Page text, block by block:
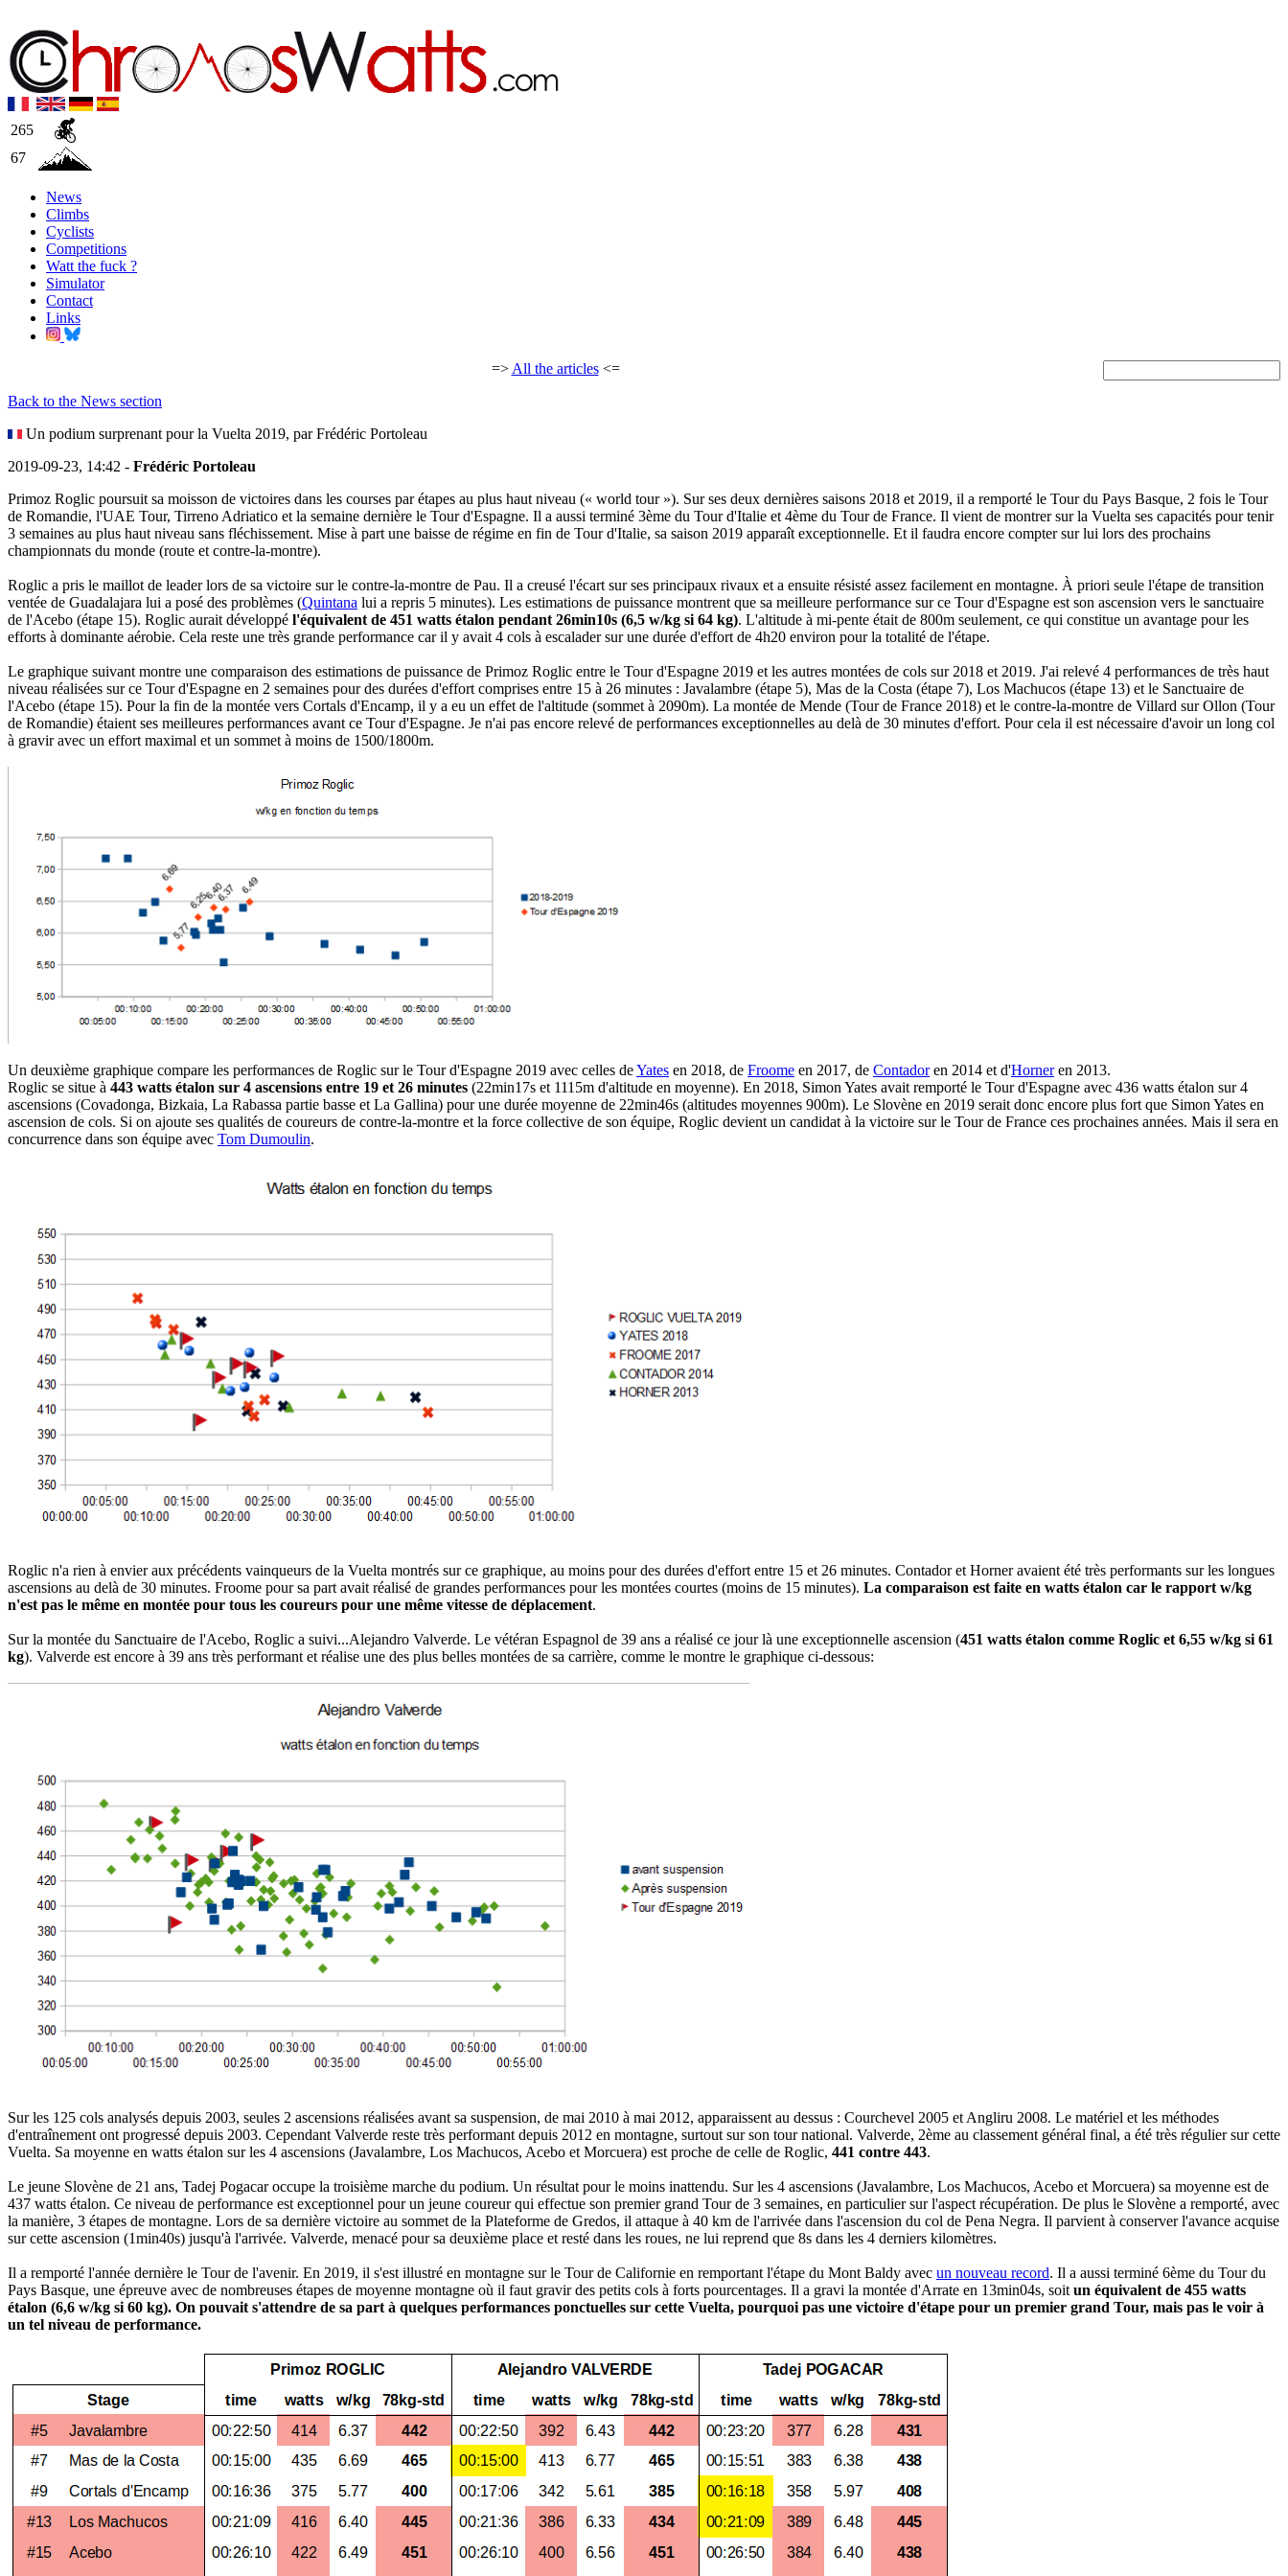
265
67
News
Climbs
Cyclists
Competitions
Watt the fuck ?
Simulator
Contact
Links
=> All the articles<=
Back to the News section
Un podium surprenant pour la Vuelta 2019, par Frédéric Portoleau
2019-09-23, 14:42 - Frédéric Portoleau
Primoz Roglic poursuit sa moisson de victoires dans les courses par étapes au plus haut niveau (« world tour »). Sur ses deux dernières saisons 2018 et 2019, il a remporté le Tour du Pays Basque, 2 fois le Tour
de Romandie, l'UAE Tour, Tirreno Adriatico et la semaine dernière le Tour d'Espagne. Il a aussi terminé 3ème du Tour d'Italie et 4ème du Tour de France. Il vient de montrer sur la Vuelta ses capacités pour tenir
3 semaines au plus haut niveau sans fléchissement. Mise à part une baisse de régime en fin de Tour d'Italie, sa saison 2019 apparaît exceptionnelle. Et il faudra encore compter sur lui lors des prochains
championnats du monde (route et contre-la-montre).
Roglic a pris le maillot de leader lors de sa victoire sur le contre-la-montre de Pau. Il a creusé l'écart sur ses principaux rivaux et a ensuite résisté assez facilement en montagne. À priori seule l'étape de transition
ventée de Guadalajara lui a posé des problèmes (Quintana lui a repris 5 minutes). Les estimations de puissance montrent que sa meilleure performance sur ce Tour d'Espagne est son ascension vers le sanctuaire
de l'Acebo (étape 15). Roglic aurait développé l'équivalent de 451 watts étalon pendant 26min10s (6,5 w/kg si 64 kg). L'altitude à mi-pente était de 800m seulement, ce qui constitue un avantage pour les
efforts à dominante aérobie. Cela reste une très grande performance car il y avait 4 cols à escalader sur une durée d'effort de 4h20 environ pour la totalité de l'étape.
Le graphique suivant montre une comparaison des estimations de puissance de Primoz Roglic entre le Tour d'Espagne 2019 et les autres montées de cols sur 2018 et 2019. J'ai relevé 4 performances de très haut
niveau réalisées sur ce Tour d'Espagne en 2 semaines pour des durées d'effort comprises entre 15 à 26 minutes : Javalambre (étape 5), Mas de la Costa (étape 7), Los Machucos (étape 13) et le Sanctuaire de
l'Acebo (étape 15). Pour la fin de la montée vers Cortals d'Encamp, il y a eu un effet de l'altitude (sommet à 2090m). La montée de Mende (Tour de France 2018) et le contre-la-montre de Villard sur Ollon (Tour
de Romandie) étaient ses meilleures performances avant ce Tour d'Espagne. Je n'ai pas encore relevé de performances exceptionnelles au delà de 30 minutes d'effort. Pour cela il est nécessaire d'avoir un long col
à gravir avec un effort maximal et un sommet à moins de 1500/1800m.
Un deuxième graphique compare les performances de Roglic sur le Tour d'Espagne 2019 avec celles deYates en 2018, de Froome en 2017, de Contadoren 2014 et d'Horneren 2013.
Roglic se situe à 443 watts étalon sur 4 ascensions entre 19 et 26 minutes (22min17s et 1115m d'altitude en moyenne). En 2018, Simon Yates avait remporté le Tour d'Espagne avec 436 watts étalon sur 4
ascensions (Covadonga, Bizkaia, La Rabassa partie basse et La Gallina) pour une durée moyenne de 22min46s (altitudes moyennes 900m). Le Slovène en 2019 serait donc encore plus fort que Simon Yates en
ascension de cols. Si on ajoute ses qualités de coureurs de contre-la-montre et la force collective de son équipe, Roglic devient un candidat à la victoire sur le Tour de France ces prochaines années. Mais il sera en
concurrence dans son équipe avec Tom Dumoulin.
Roglic n'a rien à envier aux précédents vainqueurs de la Vuelta montrés sur ce graphique, au moins pour des durées d'effort entre 15 et 26 minutes. Contador et Horner avaient été très performants sur les longues
ascensions au delà de 30 minutes. Froome pour sa part avait réalisé de grandes performances pour les montées courtes (moins de 15 minutes). La comparaison est faite en watts étalon car le rapport w/kg
n'est pas le même en montée pour tous les coureurs pour une même vitesse de déplacement.
Sur la montée du Sanctuaire de l'Acebo, Roglic a suivi...Alejandro Valverde. Le vétéran Espagnol de 39 ans a réalisé ce jour là une exceptionnelle ascension (451 watts étalon comme Roglic et 6,55 w/kg si 61
kg). Valverde est encore à 39 ans très performant et réalise une des plus belles montées de sa carrière, comme le montre le graphique ci-dessous:
Sur les 125 cols analysés depuis 2003, seules 2 ascensions réalisées avant sa suspension, de mai 2010 à mai 2012, apparaissent au dessus : Courchevel 2005 et Angliru 2008. Le matériel et les méthodes
d'entraînement ont progressé depuis 2003. Cependant Valverde reste très performant depuis 2012 en montagne, surtout sur son tour national. Valverde, 2ème au classement général final, a été très régulier sur cette
Vuelta. Sa moyenne en watts étalon sur les 4 ascensions (Javalambre, Los Machucos, Acebo et Morcuera) est proche de celle de Roglic, 441 contre 443.
Le jeune Slovène de 21 ans, Tadej Pogacar occupe la troisième marche du podium. Un résultat pour le moins inattendu. Sur les 4 ascensions (Javalambre, Los Machucos, Acebo et Morcuera) sa moyenne est de
437 watts étalon. Ce niveau de performance est exceptionnel pour un jeune coureur qui effectue son premier grand Tour de 3 semaines, en particulier sur l'aspect récupération. De plus le Slovène a remporté, avec
la manière, 3 étapes de montagne. Lors de sa dernière victoire au sommet de la Plateforme de Gredos, il attaque à 40 km de l'arrivée dans l'ascension du col de Pena Negra. Il parvient à conserver l'avance acquise
sur cette ascension (1min40s) jusqu'à l'arrivée. Valverde, menacé pour sa deuxième place et resté dans les roues, ne lui reprend que 8s dans les 4 derniers kilomètres.
Il a remporté l'année dernière le Tour de l'avenir. En 2019, il s'est illustré en montagne sur le Tour de Californie en remportant l'étape du Mont Baldy avec un nouveau record. Il a aussi terminé 6ème du Tour du
Pays Basque, une épreuve avec de nombreuses étapes de moyenne montagne où il faut gravir des petits cols à forts pourcentages. Il a gravi la montée d'Arrate en 13min04s, soit un équivalent de 455 watts
étalon (6,6 w/kg si 60 kg). On pouvait s'attendre de sa part à quelques performances ponctuelles sur cette Vuelta, pourquoi pas une victoire d'étape pour un premier grand Tour, mais pas le voir à
un tel niveau de performance.